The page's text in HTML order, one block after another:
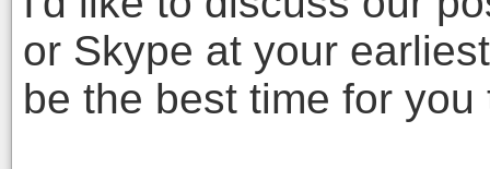
or Skype at your
be the best time for you